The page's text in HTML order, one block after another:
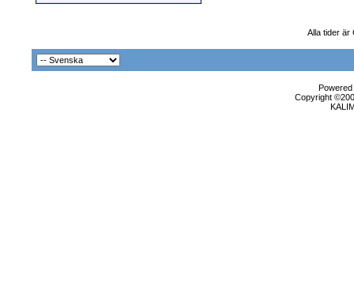
Alla tider är
Copyright